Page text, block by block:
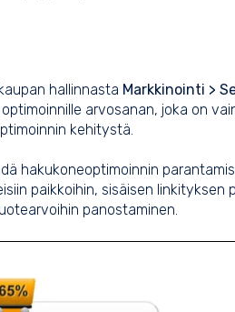
hallinnasta Markkinointi >
arvosanan, joka on
kehitystä.
hakukoneoptimoinnin
paikkoihin, sisäisen linkityksen
panostaminen.